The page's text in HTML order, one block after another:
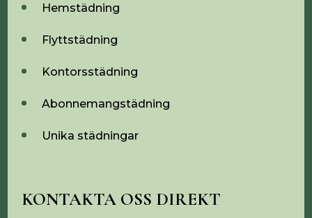
Hemstädning
Flyttstädning
Kontorsstädning
Abonnemangstädning
Unika städningar
KONTAKTA OSS DIREKT